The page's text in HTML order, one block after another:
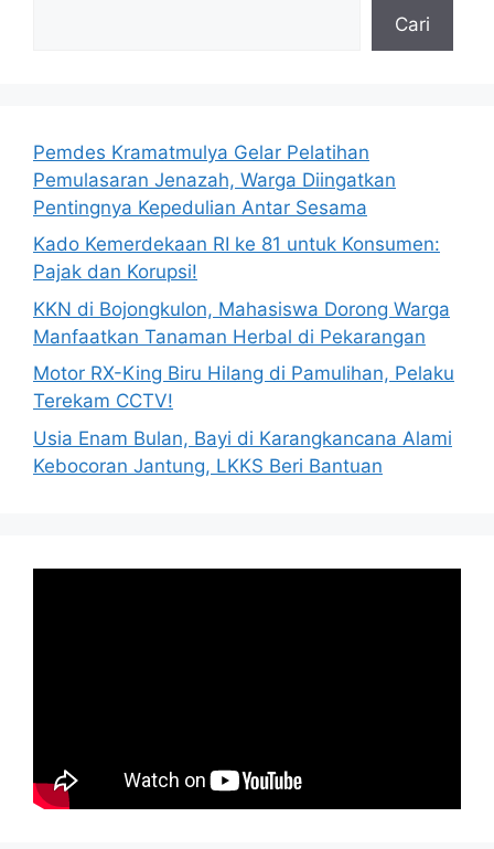
Cari
Pemdes Kramatmulya Gelar Pelatihan
Pemulasaran Jenazah, Warga Diingatkan
Pentingnya Kepedulian Antar Sesama
Kado Kemerdekaan RI ke 81 untuk Konsumen:
Pajak dan Korupsi!
KKN di Bojongkulon, Mahasiswa Dorong Warga
Manfaatkan Tanaman Herbal di Pekarangan
Motor RX-King Biru Hilang di Pamulihan, Pelaku
Terekam CCTV!
Usia Enam Bulan, Bayi di Karangkancana Alami
Kebocoran Jantung, LKKS Beri Bantuan